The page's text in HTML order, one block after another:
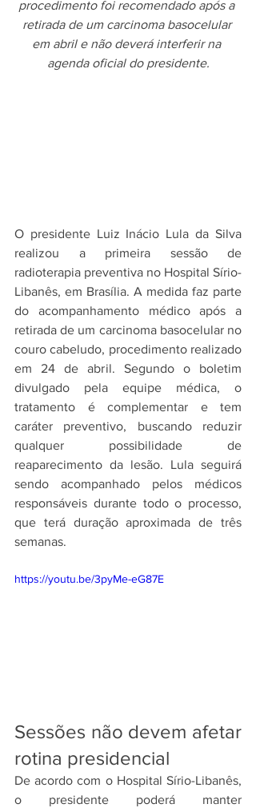
procedimento foi recomendado após a
retirada de um carcinoma basocelular
em abril e não deverá interferir na
agenda oficial do presidente.
O presidente Luiz Inácio Lula da Silva
realizou a primeira sessão de
radioterapia preventiva no Hospital Sírio-
Libanês, em Brasília. A medida faz parte
do acompanhamento médico após a
retirada de um carcinoma basocelular no
couro cabeludo, procedimento realizado
em 24 de abril. Segundo o boletim
divulgado pela equipe médica, o
tratamento é complementar e tem
caráter preventivo, buscando reduzir
qualquer possibilidade de
reaparecimento da lesão. Lula seguirá
sendo acompanhado pelos médicos
responsáveis durante todo o processo,
que terá duração aproximada de três
semanas.
https://youtu.be/3pyMe-eG87E
Sessões não devem afetar
rotina presidencial
De acordo com o Hospital Sírio-Libanês,
o presidente poderá manter